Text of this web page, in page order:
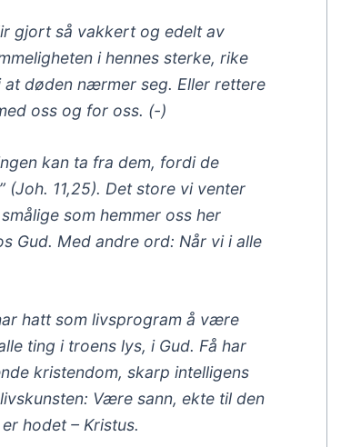
gjort så vakkert og edelt av
i hennes sterke, rike
døden nærmer seg. Eller rettere
oss og for oss. (-)
kan ta fra dem, fordi de
(Joh. 11,25). Det store vi venter
som hemmer oss her
Gud. Med andre ord: Når vi i alle
hatt som livsprogram å være
ting i troens lys, i Gud. Få har
kristendom, skarp intelligens
Være sann, ekte til den
hodet – Kristus.